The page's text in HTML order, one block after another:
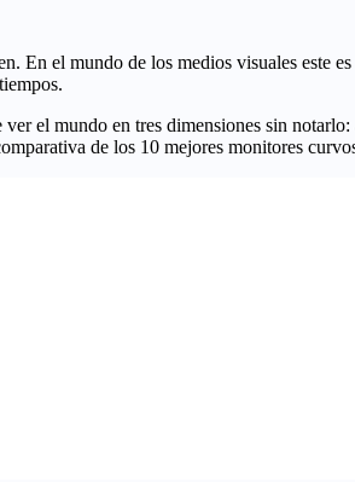
En el mundo de los medios visuales este
el mundo en tres dimensiones sin
de los 10 mejores monitores